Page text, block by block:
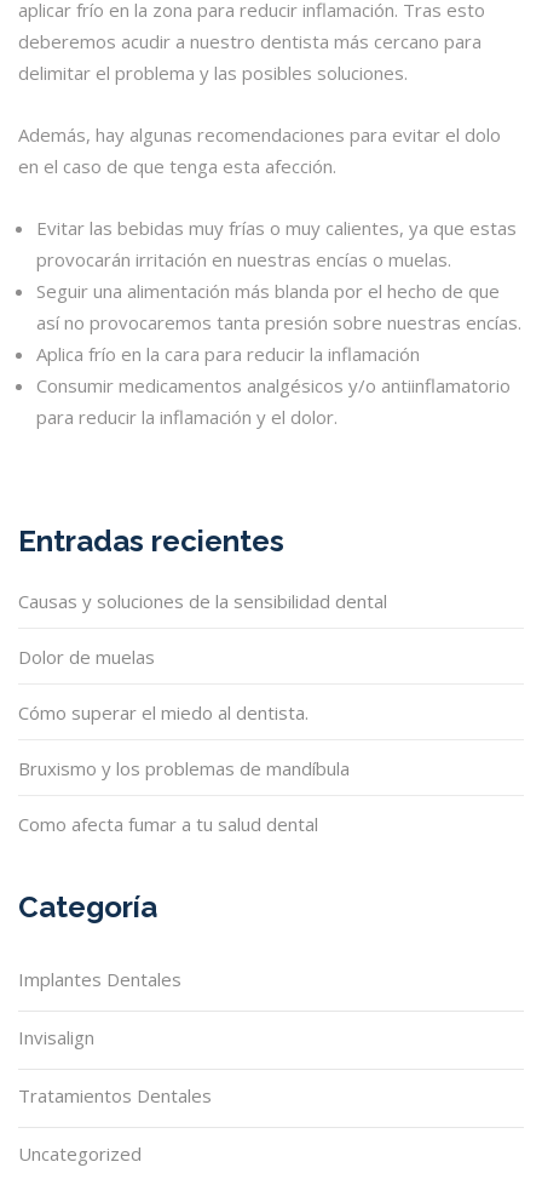
aplicar frío en la zona para reducir inflamación. Tras esto
deberemos acudir a nuestro dentista más cercano para
delimitar el problema y las posibles soluciones.
Además, hay algunas recomendaciones para evitar el dolo
en el caso de que tenga esta afección.
Evitar las bebidas muy frías o muy calientes, ya que estas
provocarán irritación en nuestras encías o muelas.
Seguir una alimentación más blanda por el hecho de que
así no provocaremos tanta presión sobre nuestras encías.
Aplica frío en la cara para reducir la inflamación
Consumir medicamentos analgésicos y/o antiinflamatorio
para reducir la inflamación y el dolor.
Entradas recientes
Causas y soluciones de la sensibilidad dental
Dolor de muelas
Cómo superar el miedo al dentista.
Bruxismo y los problemas de mandíbula
Como afecta fumar a tu salud dental
Categoría
Implantes Dentales
Invisalign
Tratamientos Dentales
Uncategorized